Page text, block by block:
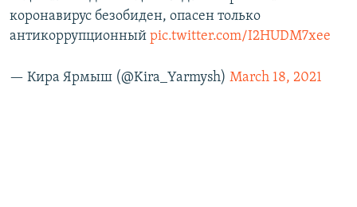
коронавирус безобиден, опасен только
антикоррупционный pic.twitter.com/I2HUDM7xee
— Кира Ярмыш (@Kira_Yarmysh) March 18, 2021